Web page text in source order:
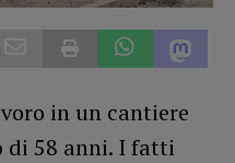
in un cantiere
di 58 anni. I fatti